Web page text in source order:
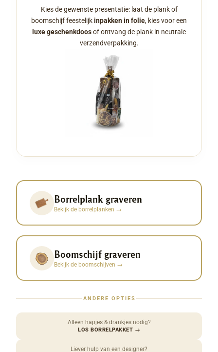
Kies de gewenste presentatie: laat de plank of
boomschijf feestelijkinpakken in folie, kies voor een
luxe geschenkdoosof ontvang de plank in neutrale
verzendverpakking.
Borrelplank graveren
Bekijk de borrelplanken →
Boomschijf graveren
Bekijk de boomschijven →
ANDERE OPTIES
Alleen hapjes & drankjes nodig?
LOS BORRELPAKKET →
Liever hulp van een designer?